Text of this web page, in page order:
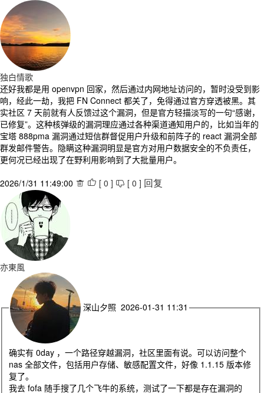
独白情歌
还好我都是用 openvpn 回家，然后通过内网地址访问的，暂时没受到影
响，经此一劫，我把 FN Connect 都关了，免得通过官方穿透被黑。其
实社区 7 天前就有人反馈过这个漏洞，但是官方轻描淡写的一句“感谢，
已修复”。这种核弹级的漏洞理应通过各种渠道通知用户的，比如当年的
宝塔 888pma 漏洞通过短信群督促用户升级和前阵子的 react 漏洞全部
群发邮件警告。隐瞒这种漏洞明显是官方对用户数据安全的不负责任，
更何况已经出现了在野利用影响到了大批量用户。
2026/1/31 11:49:00   [ 0 ]  [ 0 ] 回复
亦東風
深山夕照 2026-01-31 11:31
确实有 0day ，一个路径穿越漏洞，社区里面有说。可以访问整个
nas 全部文件，包括用户存储、敏感配置文件，好像 1.1.15 版本修
复了。
我去 fofa 随手搜了几个飞牛的系统，测试了一下都是存在漏洞的